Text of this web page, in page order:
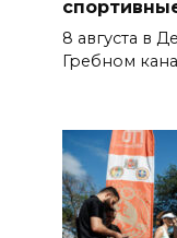
8 августа в
Гребном